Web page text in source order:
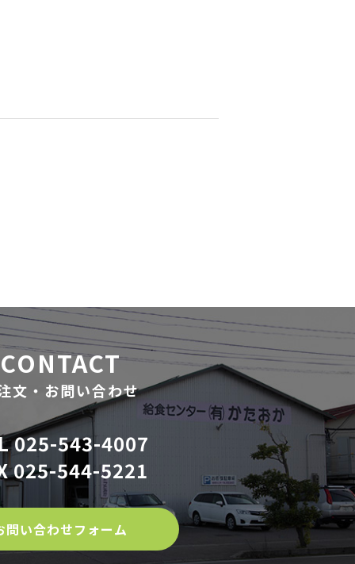
CONTACT
文・お問い合わせ
025-543-4007
025-544-5221
問い合わせフォーム